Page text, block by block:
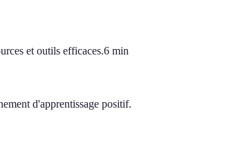
et outils efficaces.6 min
d'apprentissage positif.